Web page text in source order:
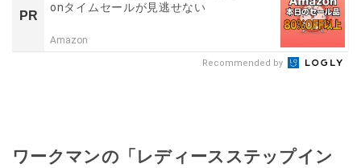
PR
onタイムセールが見逃せない
Amazon
Recommended by
ワークマンの「レディースステップイン